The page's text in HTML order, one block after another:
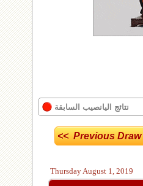
نتائج اليانصيب السابقة
<< Previous
ThursdayAugust 1, 2019